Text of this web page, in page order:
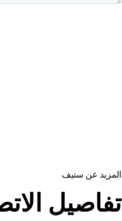
المزيد عن ستيف
تفاصيل